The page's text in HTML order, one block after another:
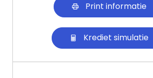
Print informatie
Krediet simulatie